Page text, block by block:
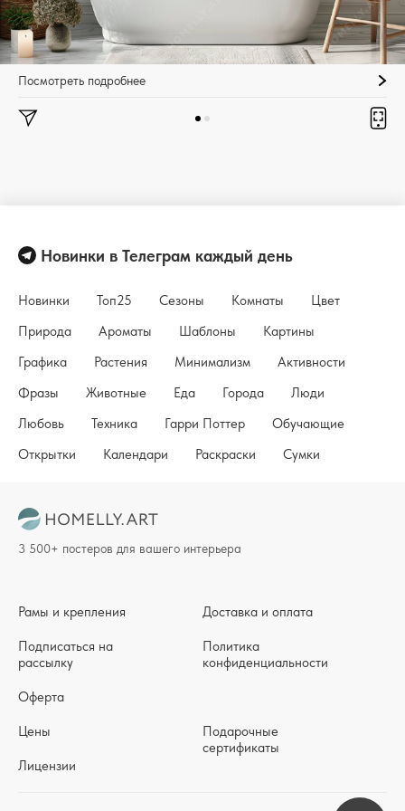
Посмотреть подробнее
Новинки в Телеграм каждый день
Новинки Топ25 Сезоны Комнаты
Цвет
Природа
Ароматы Шаблоны
Картины
Графика
Растения Минимализм
Активности
Фразы
Животные Еда Города
Люди
Любовь
Техника Гарри Поттер
Обучающие
Открытки
Календари Раскраски Сумки
Рамы и крепления
Подписаться на
рассылку
Оферта
Доставка и оплата
Политика
конфиденциальности
Цены
Лицензии
Подарочные
сертификаты
3 500+ постеров для вашего интерьера